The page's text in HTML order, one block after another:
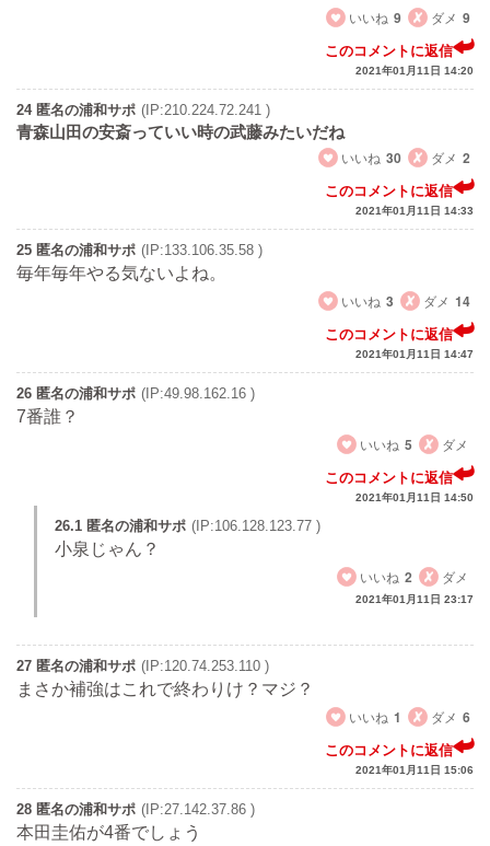
いいね 9 ダメ 9
このコメントに返信
2021年01月11日 14:20
24 匿名の浦和サポ (IP:210.224.72.241 )
青森山田の安斎っていい時の武藤みたいだね
いいね 30 ダメ 2
このコメントに返信
2021年01月11日 14:33
25 匿名の浦和サポ (IP:133.106.35.58 )
毎年毎年やる気ないよね。
いいね 3 ダメ 14
このコメントに返信
2021年01月11日 14:47
26 匿名の浦和サポ (IP:49.98.162.16 )
7番誰？
いいね 5 ダメ
このコメントに返信
2021年01月11日 14:50
26.1 匿名の浦和サポ (IP:106.128.123.77 )
小泉じゃん？
いいね 2 ダメ
2021年01月11日 23:17
27 匿名の浦和サポ (IP:120.74.253.110 )
まさか補強はこれで終わりけ？マジ？
いいね 1 ダメ 6
このコメントに返信
2021年01月11日 15:06
28 匿名の浦和サポ (IP:27.142.37.86 )
本田圭佑が4番でしょう